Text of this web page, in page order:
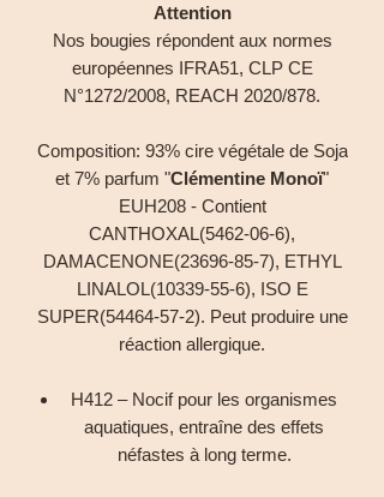
Attention
Nos bougies répondent aux normes
européennes IFRA51, CLP CE
N°1272/2008, REACH 2020/878.
Composition: 93% cire végétale de Soja
et 7% parfum "Clémentine Monoï"
EUH208 - Contient
CANTHOXAL(5462-06-6),
DAMACENONE(23696-85-7), ETHYL
LINALOL(10339-55-6), ISO E
SUPER(54464-57-2). Peut produire une
réaction allergique.
H412 – Nocif pour les organismes
aquatiques, entraîne des effets
néfastes à long terme.